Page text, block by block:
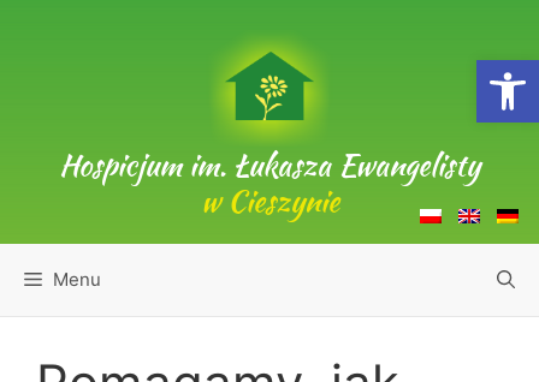
Hospicjum im. Łukasza Ewangelisty
w Cieszynie
Menu